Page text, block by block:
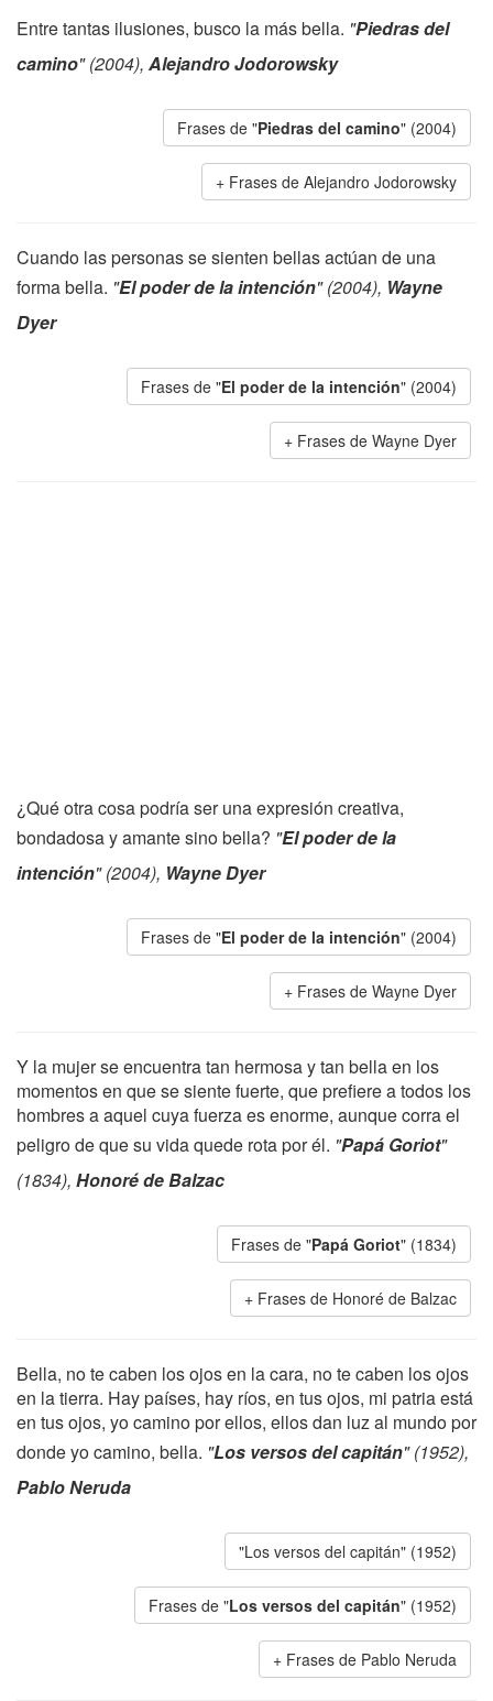
Entre tantas ilusiones, busco la más bella. "Piedras del
camino" (2004), Alejandro Jodorowsky
Frases de "Piedras del camino" (2004)
Frases de Alejandro Jodorowsky
Cuando las personas se sienten bellas actúan de una
forma bella. "El poder de la intención" (2004), Wayne
Dyer
Frases de "El poder de la intención" (2004)
Frases de Wayne Dyer
¿Qué otra cosa podría ser una expresión creativa,
bondadosa y amante sino bella? "El poder de la
intención" (2004), Wayne Dyer
Frases de "El poder de la intención" (2004)
Frases de Wayne Dyer
Y la mujer se encuentra tan hermosa y tan bella en los
momentos en que se siente fuerte, que prefiere a todos los
hombres a aquel cuya fuerza es enorme, aunque corra el
peligro de que su vida quede rota por él. "Papá Goriot"
(1834), Honoré de Balzac
Frases de "Papá Goriot" (1834)
Frases de Honoré de Balzac
Bella, no te caben los ojos en la cara, no te caben los ojos
en la tierra. Hay países, hay ríos, en tus ojos, mi patria está
en tus ojos, yo camino por ellos, ellos dan luz al mundo por
donde yo camino, bella. "Los versos del capitán" (1952),
Pablo Neruda
"Los versos del capitán" (1952)
Frases de "Los versos del capitán" (1952)
Frases de Pablo Neruda